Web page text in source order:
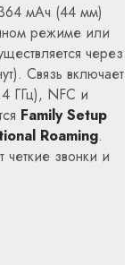
мАч (44 мм)
режиме или
через
Связь включает
ГГц), NFC и
Family Setup
Roaming.
звонки и